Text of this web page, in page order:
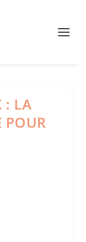
: LA
POUR